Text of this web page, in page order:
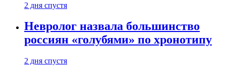
2 дня спустя
Невролог назвала большинство
россиян «голубями» по хронотипу
2 дня спустя